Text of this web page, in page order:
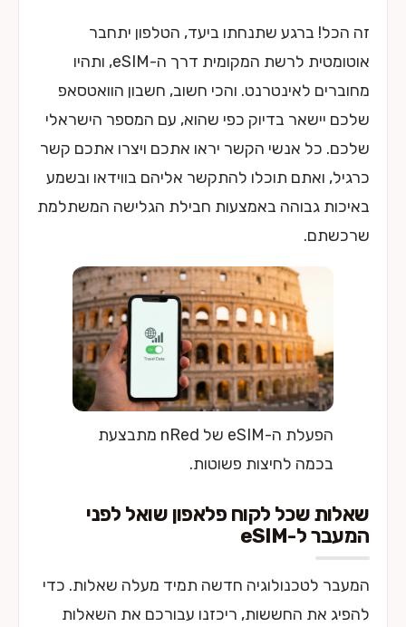
זה הכל! ברגע שתנחתו ביעד, הטלפון יתחבר
אוטומטית לרשת המקומית דרך ה-eSIM, ותהיו
מחוברים לאינטרנט. והכי חשוב, חשבון הוואטסאפ
שלכם יישאר בדיוק כפי שהוא, עם המספר הישראלי
שלכם. כל אנשי הקשר יראו אתכם ויצרו אתכם קשר
כרגיל, ואתם תוכלו להתקשר אליהם בווידאו ובשמע
באיכות גבוהה באמצעות חבילת הגלישה המשתלמת
שרכשתם.
הפעלת ה-eSIM של nRed מתבצעת
בכמה לחיצות פשוטות.
שאלות שכל לקוח פלאפון שואל לפני
המעבר ל-eSIM
המעבר לטכנולוגיה חדשה תמיד מעלה שאלות. כדי
להפיג את החששות, ריכזנו עבורכם את השאלות